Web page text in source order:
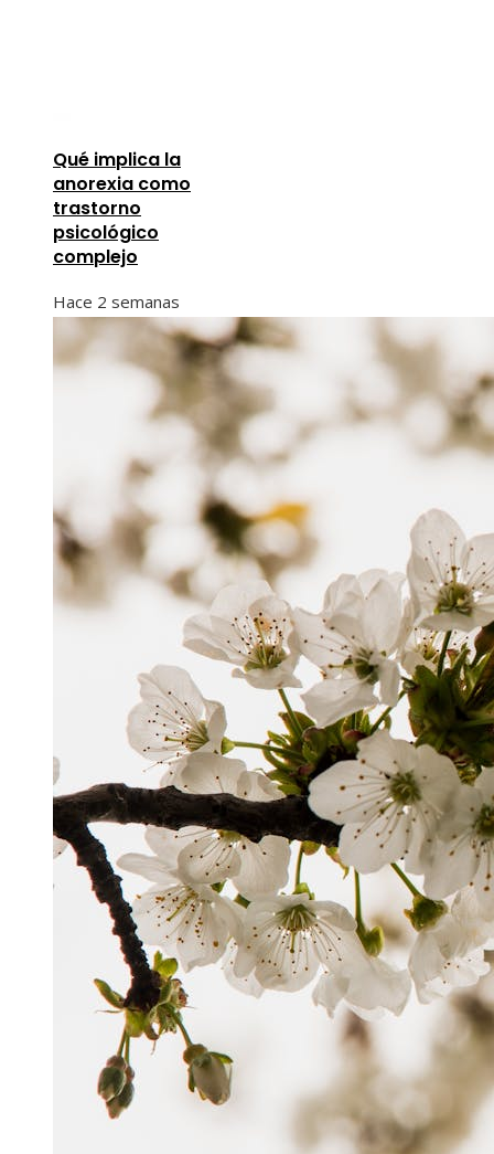
Qué implica la
anorexia como
trastorno
psicológico
complejo
Hace 2 semanas